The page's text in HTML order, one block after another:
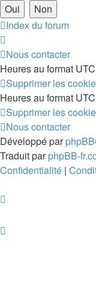
Index du forum
Nous contacter
Heures au format UTC
Supprimer les
Heures au format UTC
Supprimer les
Nous contacter
Développé parphpBB
Traduit parphpBB-
Confidentialité |